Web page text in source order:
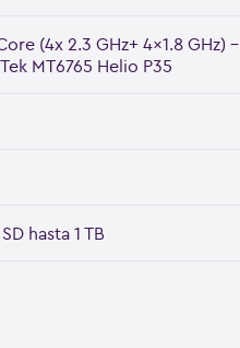
(4x 2.3 GHz+ 4x1.8 GHz) -
MT6765 Helio P35
hasta 1 TB